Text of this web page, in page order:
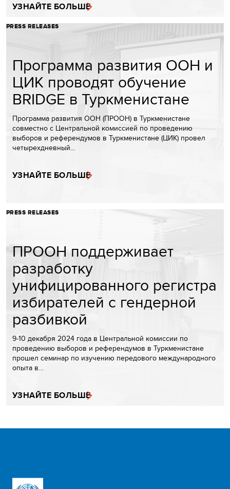
УЗНАЙТЕ БОЛЬШЕ
PRESS RELEASES
Программа развития ООН и
ЦИК проводят обучение
BRIDGE в Туркменистане
Программа развития ООН (ПРООН) в Туркменистане
совместно с Центральной комиссией по проведению
выборов и референдумов в Туркменистане (ЦИК) провел
четырехдневный…
УЗНАЙТЕ БОЛЬШЕ
PRESS RELEASES
ПРООН поддерживает
разработку
унифицированного регистра
избирателей с гендерной
разбивкой
9-10 декабря 2024 года в Центральной комиссии по
проведению выборов и референдумов в Туркменистане
прошел семинар по изучению передового международного
опыта в…
УЗНАЙТЕ БОЛЬШЕ